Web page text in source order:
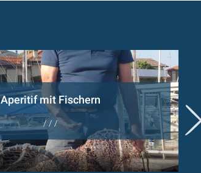
Aperitif mit Fischern
/ / /